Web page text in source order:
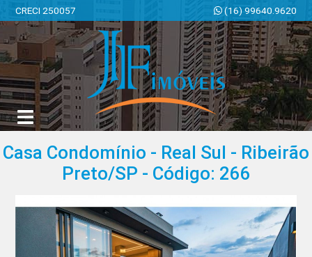
CRECI 250057 (16) 99640.9620
JF Imóveis | Imobiliária em Ribeirão Preto | SP
Casa Condomínio - Real Sul - Ribeirão
Preto/SP - Código: 266